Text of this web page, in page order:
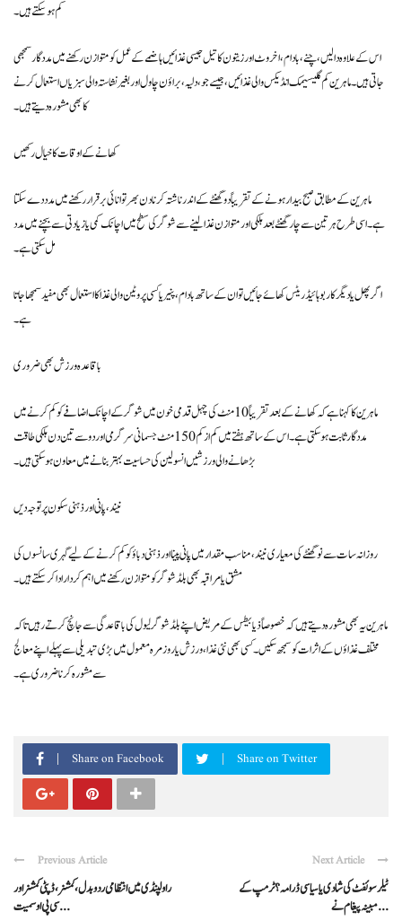
کم ہو سکتے ہیں۔
اس کے علاوہ دالیں، چنے، بادام، اخروٹ اور زیتون کا تیل جیسی غذائیں ہاضمے کے عمل کو متوازن رکھنے میں مددگار سمجھی
جاتی ہیں۔ ماہرین کم گلیسیمک انڈیکس والی غذائیں، جیسے جو، دلیہ، براؤن چاول اور بغیر نشاستہ والی سبزیاں استعمال کرنے
کا بھی مشورہ دیتے ہیں۔
کھانے کے اوقات کا خیال رکھیں
ماہرین کے مطابق صبح بیدار ہونے کے تقریباً دو گھنٹے کے اندر ناشتہ کرنا دن بھر توانائی برقرار رکھنے میں مدد دے سکتا
ہے۔ اسی طرح ہر تین سے چار گھنٹے بعد ہلکی اور متوازن غذا لینے سے شوگر کی سطح میں اچانک کمی یا زیادتی سے بچنے میں مدد
مل سکتی ہے۔
اگر پھل یا دیگر کاربوہائیڈریٹس کھائے جائیں تو ان کے ساتھ بادام، پنیر یا کسی پروٹین والی غذا کا استعمال بھی مفید سمجھا جاتا
ہے۔
باقاعدہ ورزش بھی ضروری
ماہرین کا کہنا ہے کہ کھانے کے بعد تقریباً 10 منٹ کی چہل قدمی خون میں شوگر کے اچانک اضافے کو کم کرنے میں
مددگار ثابت ہو سکتی ہے۔ اس کے ساتھ ہفتے میں کم از کم 150 منٹ جسمانی سرگرمی اور دو سے تین دن ہلکی طاقت
بڑھانے والی ورزشیں انسولین کی حساسیت بہتر بنانے میں معاون ہو سکتی ہیں۔
نیند، پانی اور ذہنی سکون پر توجہ دیں
روزانہ سات سے نو گھنٹے کی معیاری نیند، مناسب مقدار میں پانی پینا اور ذہنی دباؤ کو کم کرنے کے لیے گہری سانسوں کی
مشق یا مراقبہ بھی بلڈ شوگر کو متوازن رکھنے میں اہم کردار ادا کر سکتے ہیں۔
ماہرین یہ بھی مشورہ دیتے ہیں کہ خصوصاً ذیابیطس کے مریض اپنے بلڈ شوگر لیول کی باقاعدگی سے جانچ کرتے رہیں تاکہ
مختلف غذاؤں کے اثرات کو سمجھ سکیں۔ کسی بھی نئی غذا، ورزش یا روزمرہ معمول میں بڑی تبدیلی سے پہلے اپنے معالج
سے مشورہ کرنا ضروری ہے۔
Share on Facebook Share on Twitter
Previous Article
راولپنڈی میں انتظامی ردوبدل، کمشنر، ڈپٹی کمشنر اور
سی پی او سمیت ...
Next Article
ٹیلر سوئفٹ کی شادی یا سیاسی ڈرامہ؟ ٹرمپ کے
مبینہ پیغام نے ...